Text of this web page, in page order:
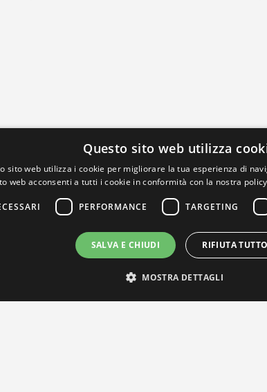
Questo sito web utilizza
sito web utilizza i cookie per migliorare la tua esperienza di
web acconsenti a tutti i cookie in conformità con la nostra
PERFORMANCE TARGETING
SALVA E CHIUDI RIFIUTA TUTTO
MOSTRA DETTAGLI